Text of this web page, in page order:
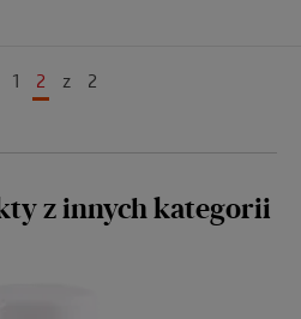
1 2 z 2
z innych kategorii